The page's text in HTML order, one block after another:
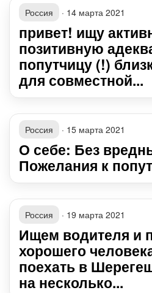
Россия · 14 марта 2021
привет! ищу
позитивную
попутчицу (!)
для совместной...
Россия · 15 марта 2021
О себе: Без
Пожелания к
Россия · 19 марта 2021
Ищем водителя и
хорошего
поехать в
на несколько...